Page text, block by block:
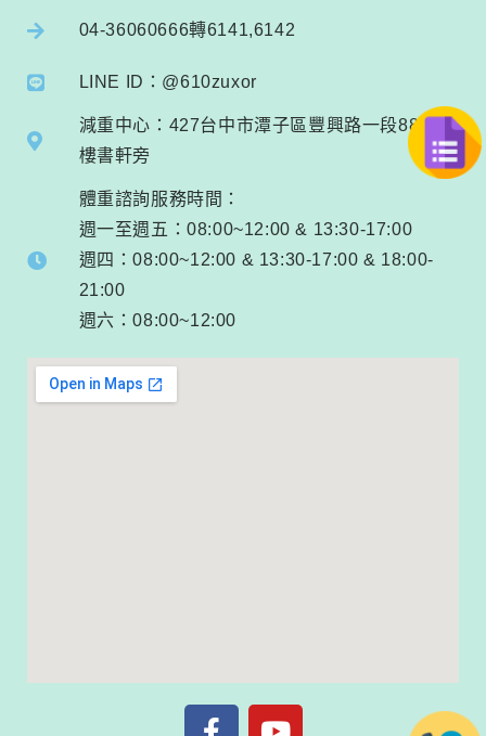
04-36060666轉6141,6142
LINE ID：@610zuxor
減重中心：427台中市潭子區豐興路一段88號1
樓書軒旁
體重諮詢服務時間：
週一至週五：08:00~12:00 & 13:30-17:00
週四：08:00~12:00 & 13:30-17:00 & 18:00-
21:00
週六：08:00~12:00